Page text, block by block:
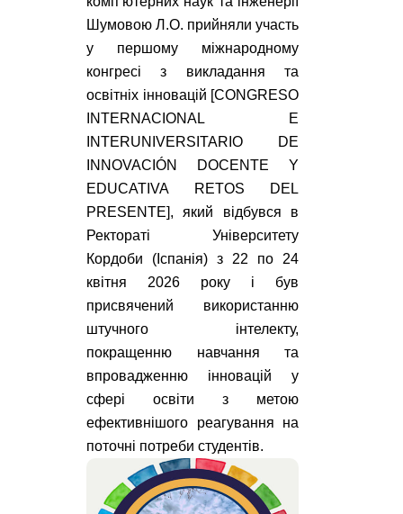
Шумовою Л.О. прийняли участь
у першому міжнародному
конгресі з викладання та
освітніх інновацій [CONGRESO
INTERNACIONAL E
INTERUNIVERSITARIO DE
INNOVACIÓN DOCENTE Y
EDUCATIVA RETOS DEL
PRESENTE], який відбувся в
Ректораті Університету
Кордоби (Іспанія) з 22 по 24
квітня 2026 року і був
присвячений використанню
штучного інтелекту,
покращенню навчання та
впровадженню інновацій у
сфері освіти з метою
ефективнішого реагування на
поточні потреби студентів.